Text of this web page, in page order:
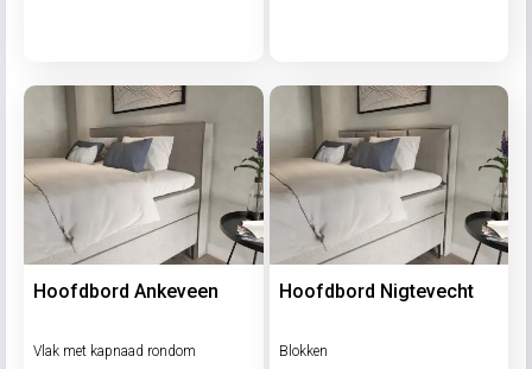
Hoofdbord Ankeveen
Vlak met kapnaad rondom
Hoofdbord Nigtevecht
Blokken